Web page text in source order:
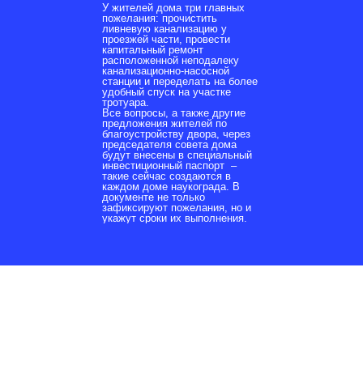
У жителей дома три главных
пожелания: прочистить
ливневую канализацию у
проезжей части, провести
капитальный ремонт
расположенной неподалеку
канализационно-насосной
станции и переделать на более
удобный спуск на участке
тротуара.
Все вопросы, а также другие
предложения жителей по
благоустройству двора, через
председателя совета дома
будут внесены в специальный
инвестиционный паспорт –
такие сейчас создаются в
каждом доме наукограда. В
документе не только
зафиксируют пожелания, но и
укажут сроки их выполнения.